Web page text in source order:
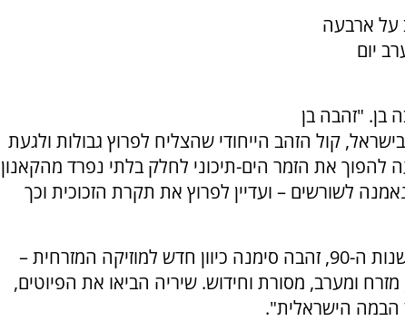
על ארבעה
יום
בן. "זהבה בן
קול הזהב הייחודי שהצליח לפרוץ גבולות ולגעת
להפוך את הזמר הים-תיכוני לחלק בלתי נפרד מהקאנון
לשורשים – ועדיין לפרוץ את תקרת הזכוכית וכך
היא ציינה כי "כבר בתחילת דרכה, בראשית שנות ה-90, זהבה סימנה כיוון חדש למוזיקה המזרחית –
ומערב, מסורת וחידוש. שיריה הביאו את הפיוטים,
הבמה הישראלית".